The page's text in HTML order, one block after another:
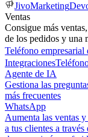
JivoMarketing
Ventas
Consigue más
de los pedidos y una
Teléfono empresarial
Integraciones
Agente de IA
Gestiona las
más frecuentes
WhatsApp
Aumenta las ventas
a tus clientes a